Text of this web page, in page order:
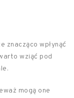
znacząco wpłynąć
wziąć pod
mogą one